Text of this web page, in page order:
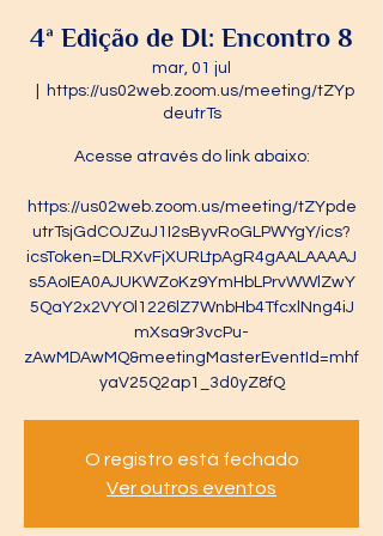
4ª Edição de DI: Encontro 8
mar, 01 jul
https://us02web.zoom.us/meeting/tZYp
deutrTs
Acesse através do link abaixo:
https://us02web.zoom.us/meeting/tZYpde
utrTsjGdCOJZuJ1I2sByvRoGLPWYgY/ics?
icsToken=DLRXvFjXURLtpAgR4gAALAAAAJ
s5AoIEA0AJUKWZoKz9YmHbLPrvWWlZwY
5QaY2x2VYOl1226lZ7WnbHb4TfcxlNng4iJ
mXsa9r3vcPu-
zAwMDAwMQ&meetingMasterEventId=mhf
yaV25Q2ap1_3d0yZ8fQ
O registro está fechado
Ver outros eventos